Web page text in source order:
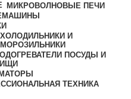
МИКРОВОЛНОВЫЕ ПЕЧИ
ХОЛОДИЛЬНИКИ И
МОРОЗИЛЬНИКИ
ПОСУДЫ И
ТЕХНИКА